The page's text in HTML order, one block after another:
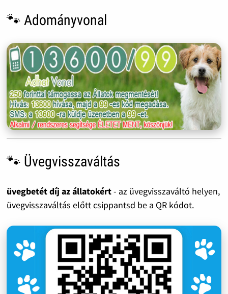
🐾 Adományvonal
🐾 Üvegvisszaváltás
üvegbetét díj az állatokért- az üvegvisszaváltó helyen,
üvegvisszaváltás előtt csippantsd be a QR kódot.